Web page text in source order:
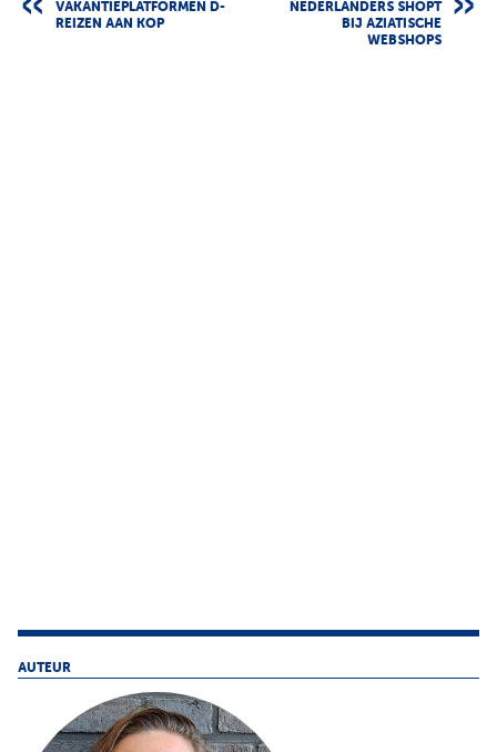
VAKANTIEPLATFORMEN D-
REIZEN AAN KOP
NEDERLANDERS SHOPT
BIJ AZIATISCHE
WEBSHOPS
AUTEUR